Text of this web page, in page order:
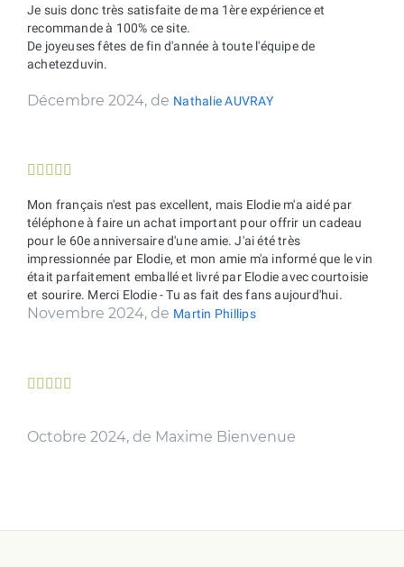
Je suis donc très satisfaite de ma 1ère expérience et
recommande à 100% ce site.
De joyeuses fêtes de fin d'année à toute l'équipe de
achetezduvin.
Décembre 2024, de Nathalie AUVRAY
    
Mon français n'est pas excellent, mais Elodie m'a aidé par
téléphone à faire un achat important pour offrir un cadeau
pour le 60e anniversaire d'une amie. J'ai été très
impressionnée par Elodie, et mon amie m'a informé que le vin
était parfaitement emballé et livré par Elodie avec courtoisie
et sourire. Merci Elodie - Tu as fait des fans aujourd'hui.
Novembre 2024, de Martin Phillips
    
Octobre 2024, de Maxime Bienvenue